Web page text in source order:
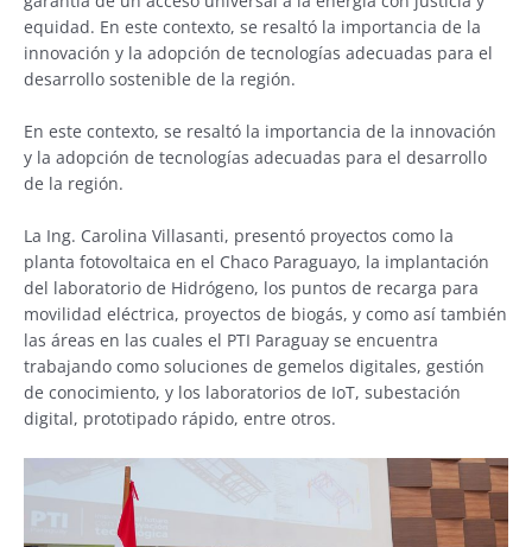
equidad. En este contexto, se resaltó la importancia de la
innovación y la adopción de tecnologías adecuadas para el
desarrollo sostenible de la región.
En este contexto, se resaltó la importancia de la innovación
y la adopción de tecnologías adecuadas para el desarrollo
de la región.
La Ing. Carolina Villasanti, presentó proyectos como la
planta fotovoltaica en el Chaco Paraguayo, la implantación
del laboratorio de Hidrógeno, los puntos de recarga para
movilidad eléctrica, proyectos de biogás, y como así también
las áreas en las cuales el PTI Paraguay se encuentra
trabajando como soluciones de gemelos digitales, gestión
de conocimiento, y los laboratorios de IoT, subestación
digital, prototipado rápido, entre otros.